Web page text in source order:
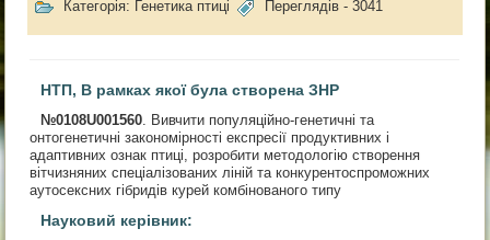
Категорія: Генетика птиці Переглядів - 3041
НТП, В рамках якої була створена ЗНР
№0108U001560 . Вивчити популяційно-генетичні та
онтогенетичні закономірності експресії продуктивних і
адаптивних ознак птиці, розробити методологію створення
вітчизняних спеціалізованих ліній та конкурентоспроможних
аутосексних гібридів курей комбінованого типу
Науковий керівник: